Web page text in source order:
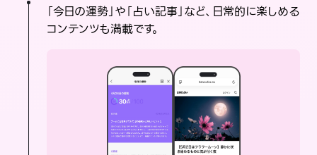
「今日の運勢」や「占い記事」など、日常的に楽しめる
コンテンツも満載です。